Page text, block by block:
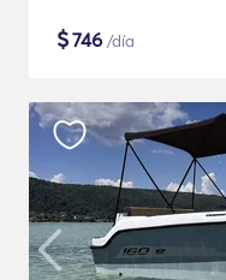
$746 /día